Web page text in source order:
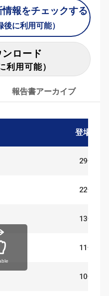
報をチェックする
後に利用可能）
ロード
利用可能）
報告書アーカイブ
登場数
29件
22件
13件
11件
10件